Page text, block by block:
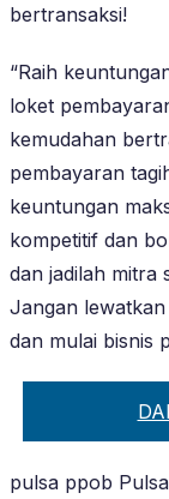
bertransaksi!
“Raih
loket
kemudahan
pembayaran
keuntungan
kompetitif dan
dan jadilah mitra
Jangan
dan mulai bisnis
pulsa ppob